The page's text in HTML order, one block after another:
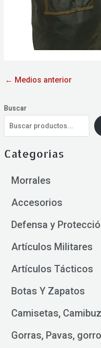
Buscar
Categorías
Morrales
Accesorios
Defensa y
Artículos Militares
Artículos Tácticos
Botas Y Zapatos
Camisetas,
Gorras, Pavas,
← Medios anterior